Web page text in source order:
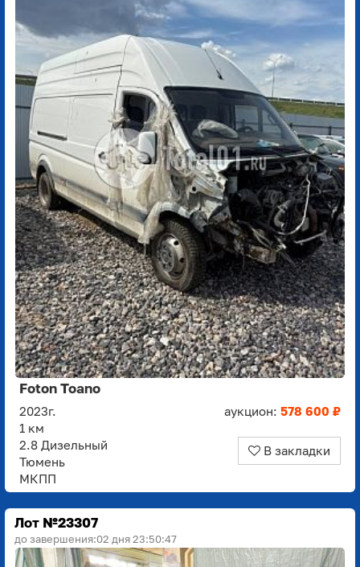
Foton Toano
2023г.
1 км
2.8 Дизельный
Тюмень
МКПП
аукцион: 578 600 ₽
В закладки
Лот №23307
до завершения:02 дня 23:50:45